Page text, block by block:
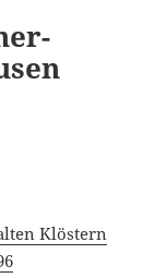
Klöstern